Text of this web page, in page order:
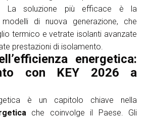
La soluzione più efficace è la
di nuova generazione, che
termico e vetrate isolanti avanzate
prestazioni di isolamento.
energetica:
con KEY 2026 a
è un capitolo chiave nella
che coinvolge il Paese. Gli